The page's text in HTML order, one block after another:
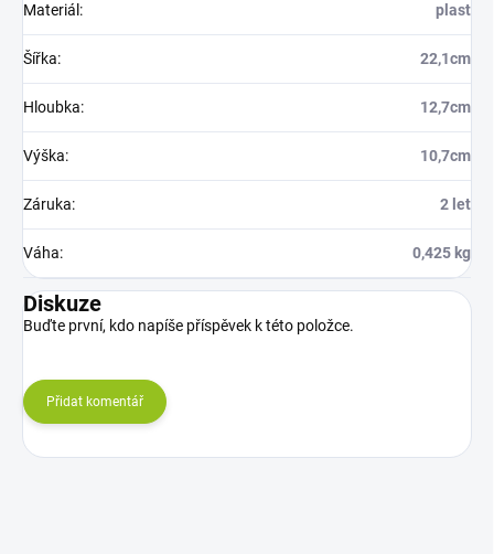
Materiál : plast
Šířka: 22,1cm
Hloubka: 12,7cm
Výška: 10,7cm
Záruka: 2 let
Váha: 0,425 kg
Diskuze
Buďte první, kdo napíše příspěvek k této položce.
Přidat komentář